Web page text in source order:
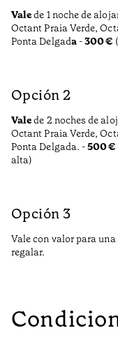
Valede 1 noche de
Octant Praia Verde,
Ponta Delgada-300 €
Opción 2
Valede 2 noches de
Octant Praia Verde,
Ponta Delgada. -500 €
alta)
Opción 3
Vale con valor para
regalar.